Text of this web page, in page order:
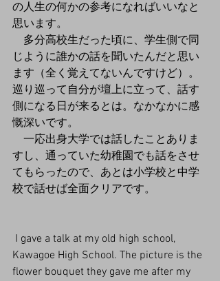
の人生の何かの参考になればいいなと
思います。
多分高校生だった頃に、学生側で同
じように誰かの話を聞いたんだと思い
ます（全く覚えてないんですけど）。
巡り巡って自分が壇上に立って、話す
側になる日が来るとは。なかなかに感
慨深いです。
一応出身大学では話したことありま
すし、通っていた幼稚園でも話をさせ
てもらったので、あとは小学校と中学
校で話せば全面クリアです。
Kawagoe High School. The picture is the
flower bouquet they gave me after my